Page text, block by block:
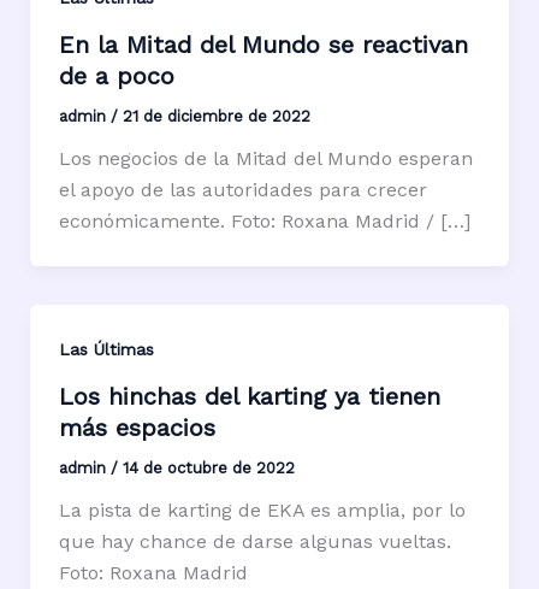
En la Mitad del Mundo se reactivan
de a poco
admin / 21 de diciembre de 2022
Los negocios de la Mitad del Mundo esperan
el apoyo de las autoridades para crecer
económicamente. Foto: Roxana Madrid / […]
Las Últimas
Los hinchas del karting ya tienen
más espacios
admin / 14 de octubre de 2022
La pista de karting de EKA es amplia, por lo
que hay chance de darse algunas vueltas.
Foto: Roxana Madrid